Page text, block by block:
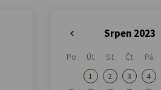
Srpen 2023
Po Út St Čt Pá
1
2 3 4